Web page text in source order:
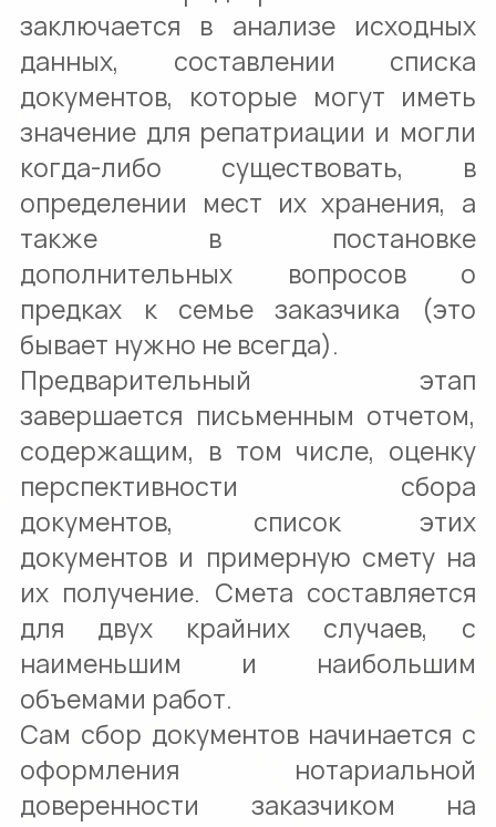
заключается в анализе исходных
данных, составлении списка
документов, которые могут иметь
значение для репатриации и могли
когда-либо существовать, в
определении мест их хранения, а
также в постановке
дополнительных вопросов о
предках к семье заказчика (это
бывает нужно не всегда).
Предварительный этап
завершается письменным отчетом,
содержащим, в том числе, оценку
перспективности сбора
документов, список этих
документов и примерную смету на
их получение. Смета составляется
для двух крайних случаев, с
наименьшим и наибольшим
объемами работ.
Сам сбор документов начинается с
оформления нотариальной
доверенности заказчиком на